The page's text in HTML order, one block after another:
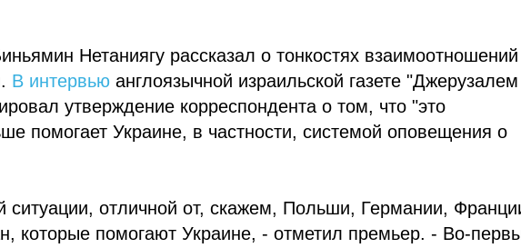
Нетаниягу рассказал о тонкостях взаимоотношений
В интервью англоязычной израильской газете "Джерузалем
утверждение корреспондента о том, что "это
помогает Украине, в частности, системой оповещения о
ситуации, отличной от, скажем, Польши, Германии,
которые помогают Украине, - отметил премьер. - Во-